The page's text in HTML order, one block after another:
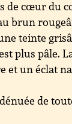
de cœur du
brun
teinte
plus pâle.
et un éclat
de